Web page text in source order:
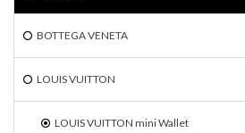
BOTTEGA VENETA
LOUIS VUITTON
LOUIS VUITTON mini Wallet